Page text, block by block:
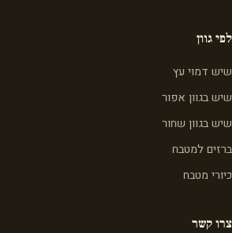
לפי גוון
שיש דמוי עץ
שיש בגוון אפור
שיש בגוון שחור
ברזים למטבח
כיורי מטבח
צרו קשר